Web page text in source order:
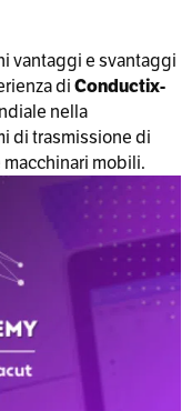
vantaggi e svantaggi
diConductix-
nella
di trasmissione di
mobili.